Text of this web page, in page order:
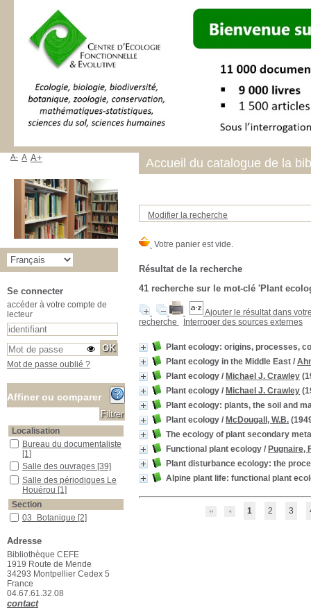
Modifier la recherche
Résultat de la recherche
41 recherche sur le mot-clé 'Plant
Ajouter le résultat dans
recherche
Interroger des sources externes
Plant ecology: origins, processes,
Plant ecology in the Middle East /
Plant ecology / Michael J. Crawley
Plant ecology / Michael J. Crawley
Plant ecology: plants, the soil and
Plant ecology / McDougall, W.B.
The ecology of plant secondary
Functional plant ecology / Pugnaire,
Plant disturbance ecology: the
Alpine plant life: functional plant
1 2 3
Accueil du catalogue de la
A- A A+
Se connecter
accéder à votre compte de
lecteur
Mot de passe oublié ?
Affiner ou comparer
Localisation
Bureau du documentaliste
Bureau du documentaliste
[1]
Salle des ouvrages
Salle des ouvrages [39]
Salle des périodiques Le Houérou
Salle des périodiques Le
Houérou [1]
Section
03_Botanique
03_Botanique [2]
09_Génétique_Evolution
09_Génétique_Evolution
[1]
11_Mathématiques
11_Mathématiques
13_Physiologie_végétale
13_Physiologie_végétale
[3]
15_Ecologie_générale
15_Ecologie_générale
Adresse
Bibliothèque CEFE
1919 Route de Mende
34293 Montpellier Cedex 5
France
04.67.61.32.08
contact